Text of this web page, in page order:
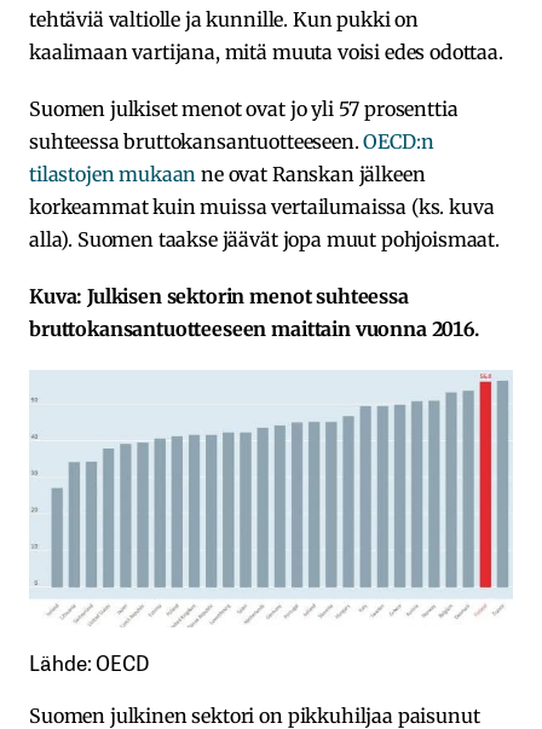
tehtäviä valtiolle ja kunnille. Kun pukki on
kaalimaan vartijana, mitä muuta voisi edes odottaa.
Suomen julkiset menot ovat jo yli 57 prosenttia
suhteessa bruttokansantuotteeseen.OECD:n
tilastojen mukaan ne ovat Ranskan jälkeen
korkeammat kuin muissa vertailumaissa (ks. kuva
alla). Suomen taakse jäävät jopa muut pohjoismaat.
Kuva: Julkisen sektorin menot suhteessa
bruttokansantuotteeseen maittain vuonna 2016.
Lähde: OECD
Suomen julkinen sektori on pikkuhiljaa paisunut